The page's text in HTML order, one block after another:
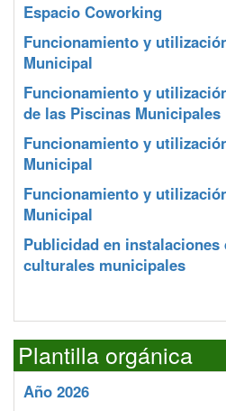
Espacio Coworking
Funcionamiento y
Municipal
Funcionamiento y
de las Piscinas Municipales
Funcionamiento y
Municipal
Funcionamiento y
Municipal
Publicidad en
culturales municipales
Plantilla orgánica
Año 2026